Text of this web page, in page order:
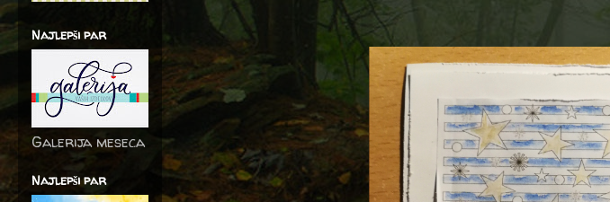
Najlepši par
Galerija meseca
Najlepši par